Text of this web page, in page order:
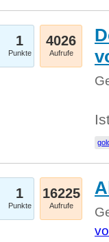
1
Punkte
4026
Aufrufe
1
Punkte
16225
Aufrufe